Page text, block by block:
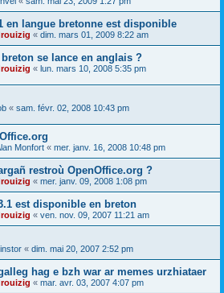
en langue bretonne est disponible
« dim. mars 01, 2009 8:22 am
se lance en anglais ?
« lun. mars 10, 2008 5:35 pm
« sam. févr. 02, 2008 10:43 pm
Monfort « mer. janv. 16, 2008 10:48 pm
restroù OpenOffice.org ?
« mer. janv. 09, 2008 1:08 pm
est disponible en breton
« ven. nov. 09, 2007 11:21 am
« dim. mai 20, 2007 2:52 pm
hag e bzh war ar memes urzhiataer
« mar. avr. 03, 2007 4:07 pm